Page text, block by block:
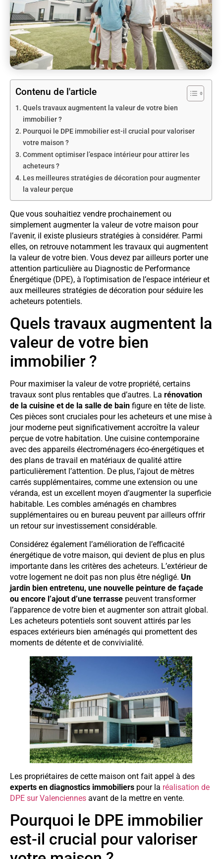
Contenu de l'article
Quels travaux augmentent la valeur de votre bien
immobilier ?
Pourquoi le DPE immobilier est-il crucial pour valoriser
votre maison ?
Comment optimiser l’espace intérieur pour attirer les
acheteurs ?
Les meilleures stratégies de décoration pour augmenter
la valeur perçue
Que vous souhaitiez vendre prochainement ou
simplement augmenter la valeur de votre maison pour
l’avenir, il existe plusieurs stratégies à considérer. Parmi
elles, on retrouve notamment les travaux qui augmentent
la valeur de votre bien. Vous devez par ailleurs porter une
attention particulière au Diagnostic de Performance
Énergétique (DPE), à l’optimisation de l’espace intérieur et
aux meilleures stratégies de décoration pour séduire les
acheteurs potentiels.
Quels travaux augmentent la
valeur de votre bien
immobilier ?
Pour maximiser la valeur de votre propriété, certains
travaux sont plus rentables que d’autres. La rénovation
de la cuisine et de la salle de bain figure en tête de liste.
Ces pièces sont cruciales pour les acheteurs et une mise à
jour moderne peut significativement accroître la valeur
perçue de votre habitation. Une cuisine contemporaine
avec des appareils électroménagers éco-énergétiques et
des plans de travail en matériaux de qualité attire
particulièrement l’attention. De plus, l’ajout de mètres
carrés supplémentaires, comme une extension ou une
véranda, est un excellent moyen d’augmenter la superficie
habitable. Les combles aménagés en chambres
supplémentaires ou en bureau peuvent par ailleurs offrir
un retour sur investissement considérable.
Considérez également l’amélioration de l’efficacité
énergétique de votre maison, qui devient de plus en plus
importante dans les critères des acheteurs. L’extérieur de
votre logement ne doit pas non plus être négligé. Un
jardin bien entretenu, une nouvelle peinture de façade
ou encore l’ajout d’une terrasse peuvent transformer
l’apparence de votre bien et augmenter son attrait global.
Les acheteurs potentiels sont souvent attirés par les
espaces extérieurs bien aménagés qui promettent des
moments de détente et de convivialité.
Les propriétaires de cette maison ont fait appel à des
experts en diagnostics immobiliers pour la réalisation de
DPE sur Valenciennes avant de la mettre en vente.
Pourquoi le DPE immobilier
est-il crucial pour valoriser